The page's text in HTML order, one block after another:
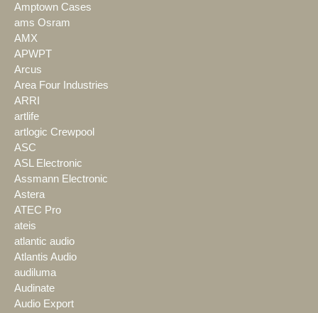
Amptown Cases
ams Osram
AMX
APWPT
Arcus
Area Four Industries
ARRI
artlife
artlogic Crewpool
ASC
ASL Electronic
Assmann Electronic
Astera
ATEC Pro
ateis
atlantic audio
Atlantis Audio
audiluma
Audinate
Audio Export